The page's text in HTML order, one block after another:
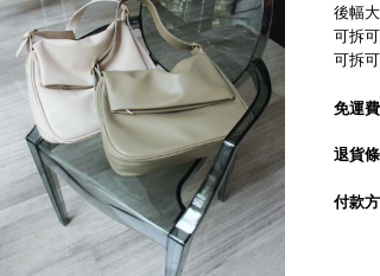
後幅
可拆
可拆
免運費
退貨
付款